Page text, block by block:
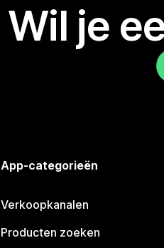
Wil je
App-categorieën
Verkoopkanalen
Producten zoeken